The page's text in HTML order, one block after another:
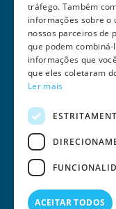
tráfego. Também
informações sobre o
nossos parceiros de
que podem
informações que
que eles coletaram
Ler mais
ACEITAR TODOS